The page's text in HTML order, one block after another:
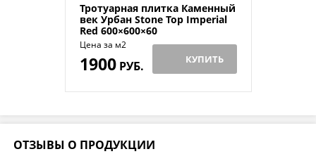
Тротуарная плитка Каменный
век Урбан Stone Top Imperial
Red 600×600×60
Цена за м2
1900РУБ. КУПИТЬ
ОТЗЫВЫ О ПРОДУКЦИИ